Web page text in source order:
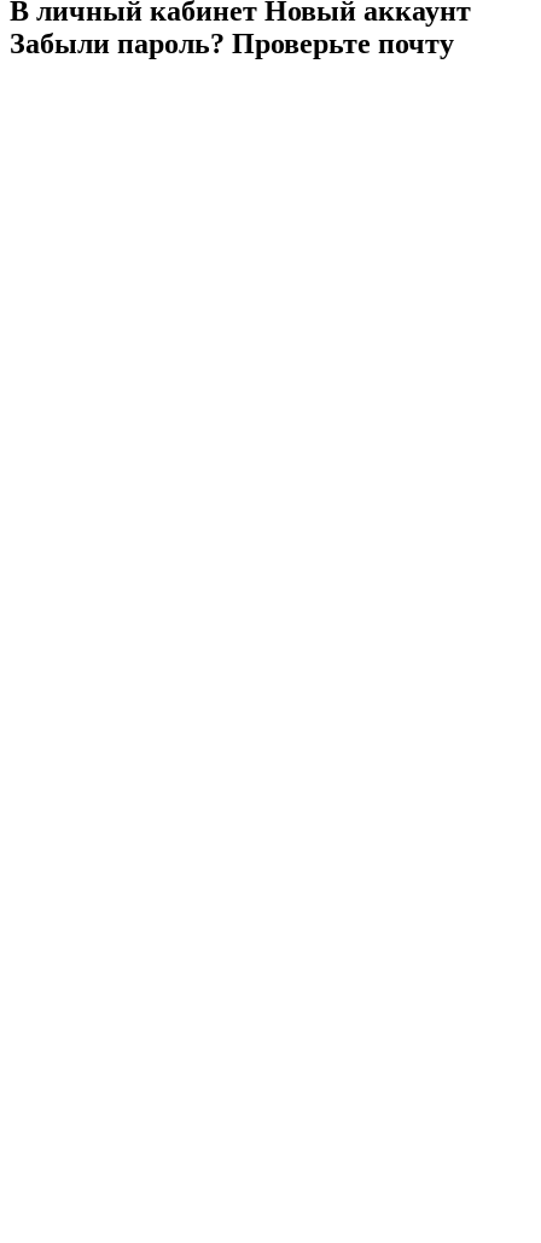
В личный кабинет Новый аккаунт
Забыли пароль? Проверьте почту